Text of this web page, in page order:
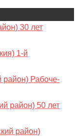
30 лет
1-й
район) Рабоче-
район) 50 лет
район)